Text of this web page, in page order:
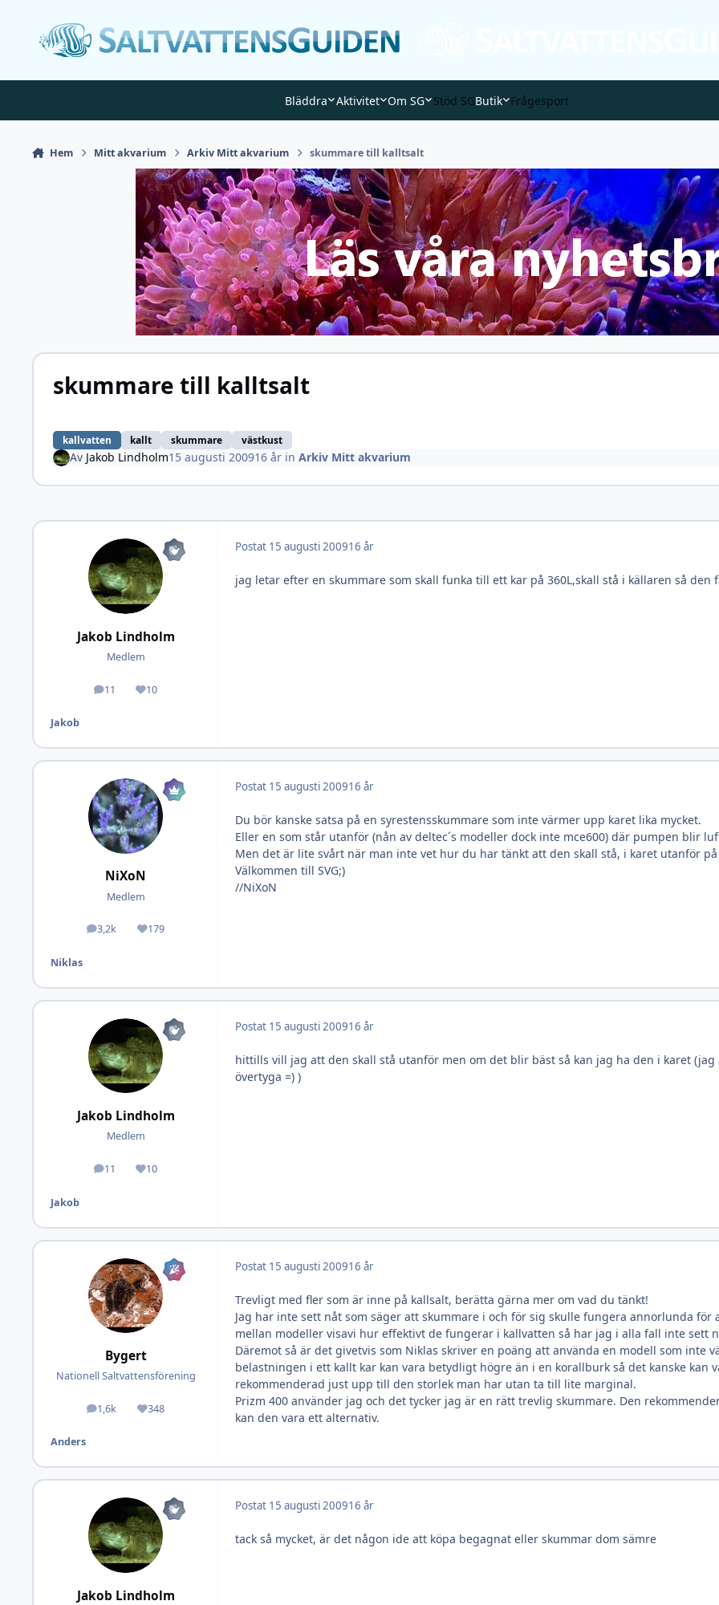
Bläddra Aktivitet Om SG Stöd SGButik Frågesport
Hem Mitt akvarium Arkiv Mitt akvarium skummare till kalltsalt
skummare till kalltsalt
kallvatten kallt skummare västkust
Av Jakob Lindholm15 augusti 200916 årin Arkiv Mitt akvarium
Jakob Lindholm
Medlem
11
Inlägg 10
Omdöme
Jakob
Postat 15 augusti 200916 år
jag letar efter en skummare som skall funka till ett kar på 360L,skall stå i källaren så
NiXoN
Medlem
3,2k
Inlägg 179
Omdöme
Niklas
Postat 15 augusti 200916 år
Du bör kanske satsa på en syrestensskummare som inte värmer upp karet lika mycket.
Eller en som står utanför (nån av deltec´s modeller dock inte mce600) där pumpen blir
Men det är lite svårt när man inte vet hur du har tänkt att den skall stå, i karet utanför
Välkommen till SVG;)
//NiXoN
Jakob Lindholm
Medlem
11
Inlägg 10
Omdöme
Jakob
Postat 15 augusti 200916 år
hittills vill jag att den skall stå utanför men om det blir bäst så kan jag ha den i karet
övertyga =) )
Bygert
Nationell Saltvattensförening
1,6k
Inlägg 348
Omdöme
Anders
Postat 15 augusti 200916 år
Trevligt med fler som är inne på kallsalt, berätta gärna mer om vad du tänkt!
Jag har inte sett nåt som säger att skummare i och för sig skulle fungera annorlunda
mellan modeller visavi hur effektivt de fungerar i kallvatten så har jag i alla fall inte sett
Däremot så är det givetvis som Niklas skriver en poäng att använda en modell som inte
belastningen i ett kallt kar kan vara betydligt högre än i en korallburk så det kanske kan
rekommenderad just upp till den storlek man har utan ta till lite marginal.
Prizm 400 använder jag och det tycker jag är en rätt trevlig skummare. Den
kan den vara ett alternativ.
Jakob Lindholm
Postat 15 augusti 200916 år
tack så mycket, är det någon ide att köpa begagnat eller skummar dom sämre